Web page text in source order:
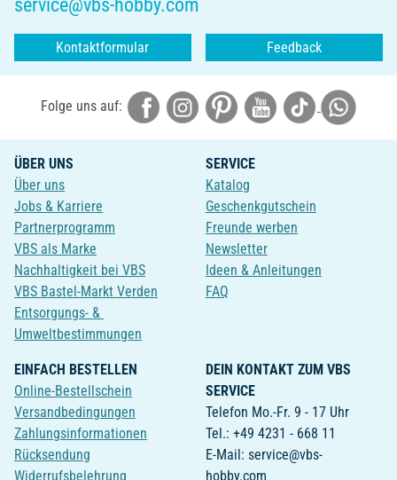
service@vbs-hobby.com
Kontaktformular Feedback
Folge uns auf:
ÜBER UNS
Über uns
Jobs & Karriere
Partnerprogramm
VBS als Marke
Nachhaltigkeit bei VBS
VBS Bastel-Markt Verden
Entsorgungs- &
Umweltbestimmungen
SERVICE
Katalog
Geschenkgutschein
Freunde werben
Newsletter
Ideen & Anleitungen
FAQ
EINFACH BESTELLEN
Online-Bestellschein
Versandbedingungen
Zahlungsinformationen
Rücksendung
Widerrufsbelehrung
DEIN KONTAKT ZUM VBS
SERVICE
Telefon Mo.-Fr. 9 - 17 Uhr
Tel.: +49 4231 - 668 11
E-Mail: service@vbs-
hobby.com